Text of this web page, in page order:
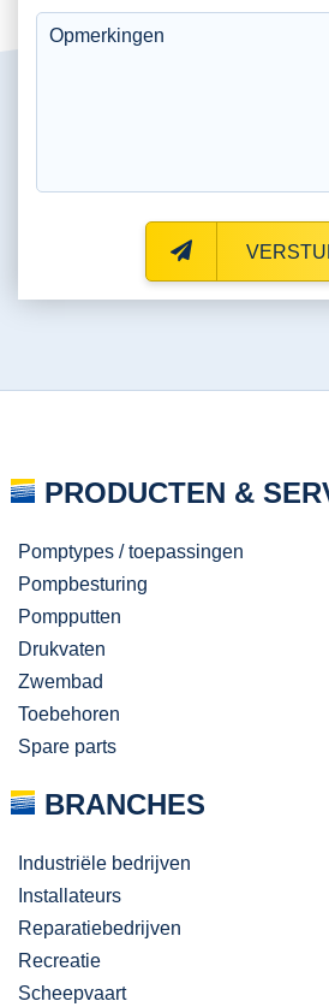
PRODUCTEN &
Pomptypes / toepassingen
Pompbesturing
Pompputten
Drukvaten
Zwembad
Toebehoren
Spare parts
BRANCHES
Industriële bedrijven
Installateurs
Reparatiebedrijven
Recreatie
Scheepvaart